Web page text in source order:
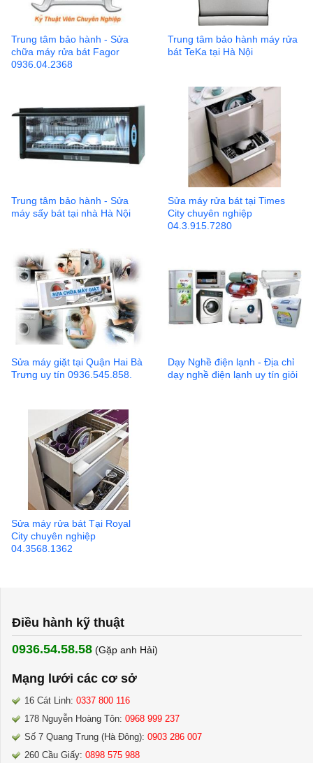
Trung tâm bảo hành - Sửa
chữa máy rửa bát Fagor
0936.04.2368
Trung tâm bảo hành máy rửa
bát TeKa tại Hà Nội
Trung tâm bảo hành - Sửa
máy sấy bát tại nhà Hà Nội
Sửa máy rửa bát tại Times
City chuyên nghiệp
04.3.915.7280
Sửa máy giặt tại Quận Hai Bà
Trưng uy tín 0936.545.858.
Dạy Nghề điện lạnh - Địa chỉ
dạy nghề điện lạnh uy tín giỏi
Sửa máy rửa bát Tại Royal
City chuyên nghiệp
04.3568.1362
Điều hành kỹ thuật
0936.54.58.58 (Gặp anh Hải) ​
Mạng lưới các cơ sở
16 Cát Linh: 0337 800 116
178 Nguyễn Hoàng Tôn: 0968 999 237
Số 7 Quang Trung (Hà Đông): 0903 286 007
260 Cầu Giấy: 0898 575 988